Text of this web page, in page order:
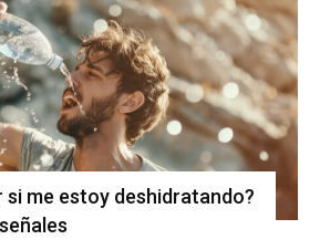
si me estoy deshidratando?